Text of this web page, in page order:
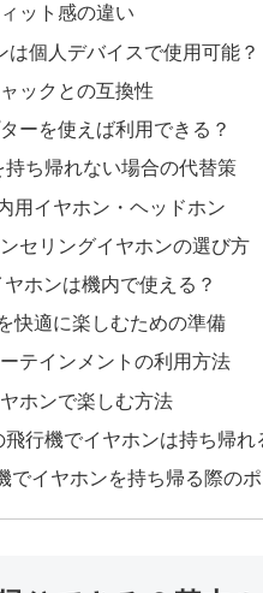
ット感の違い
は個人デバイスで使用可能？
ックとの互換性
ーを使えば利用できる？
ち帰れない場合の代替策
用イヤホン・ヘッドホン
セリングイヤホンの選び方
ホンは機内で使える？
快適に楽しむための準備
テインメントの利用方法
ホンで楽しむ方法
飛行機でイヤホンは持ち帰
でイヤホンを持ち帰る際のポ